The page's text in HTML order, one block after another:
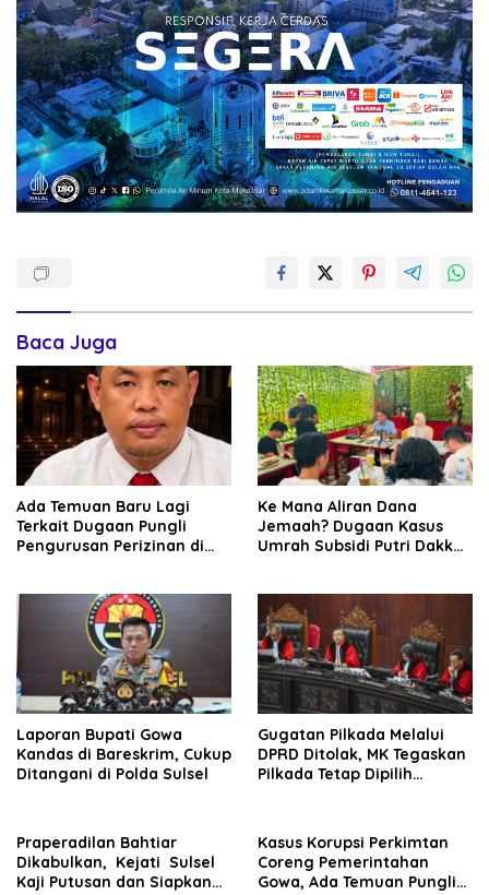
Baca Juga
Ada Temuan Baru Lagi
Terkait Dugaan Pungli
Pengurusan Perizinan di
Ke Mana Aliran Dana
Jemaah? Dugaan Kasus
Umrah Subsidi Putri Dakka
Laporan Bupati Gowa
Kandas di Bareskrim, Cukup
Ditangani di Polda Sulsel
Gugatan Pilkada Melalui
DPRD Ditolak, MK Tegaskan
Pilkada Tetap Dipilih
Praperadilan Bahtiar
Dikabulkan, Kejati Sulsel
Kaji Putusan dan Siapkan
Kasus Korupsi Perkimtan
Coreng Pemerintahan
Gowa, Ada Temuan Pungli